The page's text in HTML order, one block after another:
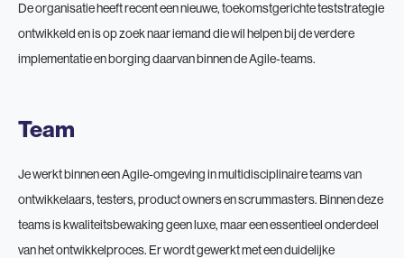
De organisatie heeft recent een nieuwe, toekomstgerichte teststrategie
ontwikkeld en is op zoek naar iemand die wil helpen bij de verdere
implementatie en borging daarvan binnen de Agile-teams.
Team
Je werkt binnen een Agile-omgeving in multidisciplinaire teams van
ontwikkelaars, testers, product owners en scrummasters. Binnen deze
teams is kwaliteitsbewaking geen luxe, maar een essentieel onderdeel
van het ontwikkelproces. Er wordt gewerkt met een duidelijke